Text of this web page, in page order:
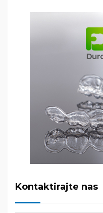
Kontaktirajte nas